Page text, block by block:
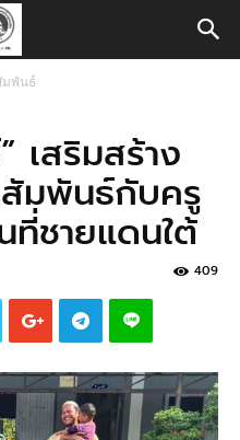
มพันธ์
เสริมสร้าง
สัมพันธ์กับครู
ที่ชายแดนใต้
409